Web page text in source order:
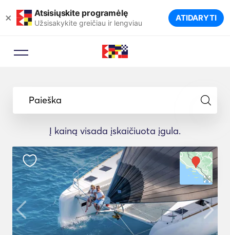
× Atsisiųskite programėlę
Užsisakykite greičiau ir lengviau ATIDARYTI
Paieška
Į kainą visada įskaičiuota įgula.